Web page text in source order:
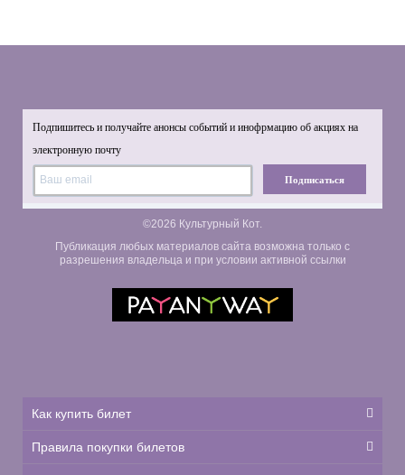
Подпишитесь и получайте анонсы событий и инофрмацию об акциях на
электронную почту
Подписаться
©2026 Культурный Кот.
Публикация любых материалов сайта возможна только с
разрешения владельца и при условии активной ссылки
Как купить билет
Правила покупки билетов